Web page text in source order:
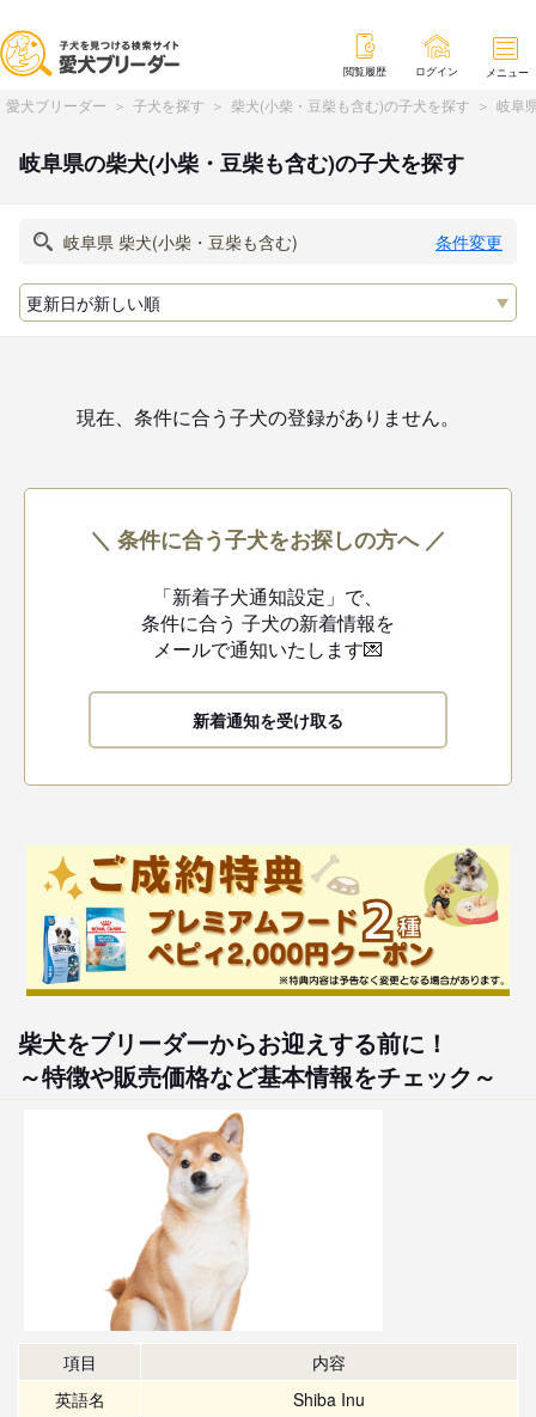
閲覧履歴 ログイン メニュー
愛犬ブリーダー 子犬を探す 柴犬(小柴・豆柴も含む)の子犬を探す 岐阜
岐阜県の柴犬(小柴・豆柴も含む)の子犬を探す
条件変更
現在、条件に合う子犬の登録がありません。
＼ 条件に合う子犬をお探しの方へ ／
「新着子犬通知設定」で、
条件に合う 子犬の新着情報を
メールで通知いたします💌
新着通知を受け取る
柴犬をブリーダーからお迎えする前に！
～特徴や販売価格など基本情報をチェック～
項目
内容
英語名
Shiba Inu